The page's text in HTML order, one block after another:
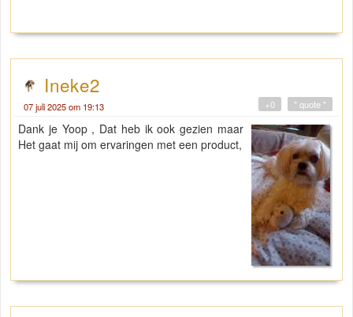
Ineke2
07 juli 2025 om 19:13 " quote "
+0
Dank je Yoop , Dat heb ik ook gezien maar
Het gaat mij om ervaringen met een product,